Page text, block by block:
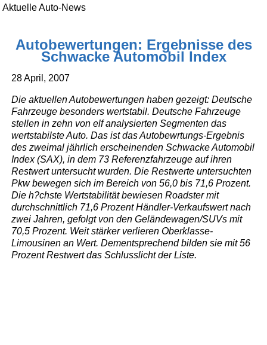
Aktuelle Auto-News
Autobewertungen: Ergebnisse des
Schwacke Automobil Index
28 April, 2007
Die aktuellen Autobewertungen haben gezeigt: Deutsche
Fahrzeuge besonders wertstabil. Deutsche Fahrzeuge
stellen in zehn von elf analysierten Segmenten das
wertstabilste Auto. Das ist das Autobewrtungs-Ergebnis
des zweimal jährlich erscheinenden Schwacke Automobil
Index (SAX), in dem 73 Referenzfahrzeuge auf ihren
Restwert untersucht wurden. Die Restwerte untersuchten
Pkw bewegen sich im Bereich von 56,0 bis 71,6 Prozent.
Die h?chste Wertstabilität bewiesen Roadster mit
durchschnittlich 71,6 Prozent Händler-Verkaufswert nach
zwei Jahren, gefolgt von den Geländewagen/SUVs mit
70,5 Prozent. Weit stärker verlieren Oberklasse-
Limousinen an Wert. Dementsprechend bilden sie mit 56
Prozent Restwert das Schlusslicht der Liste.